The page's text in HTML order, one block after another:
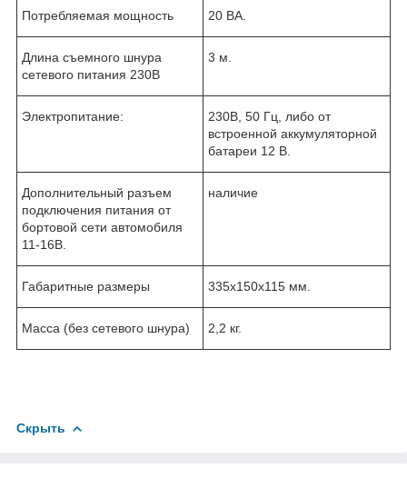
Потребляемая мощность 20 ВА.
Длина съемного шнура
сетевого питания 230В
3 м.
Электропитание:
230В, 50 Гц, либо от
встроенной аккумуляторной
батареи 12 В.
Дополнительный разъем
подключения питания от
бортовой сети автомобиля
11-16В.
наличие
Габаритные размеры 335х150х115 мм.
Масса (без сетевого шнура) 2,2 кг.
Скрыть